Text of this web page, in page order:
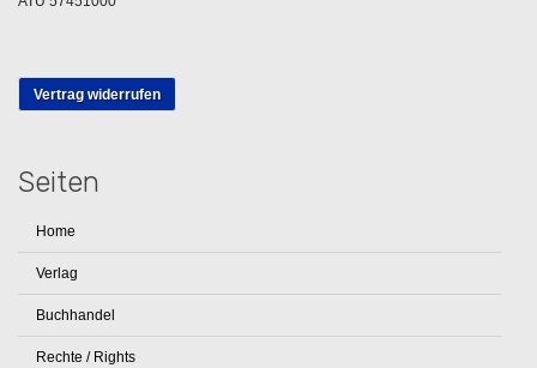
Vertrag widerrufen
Seiten
Home
Verlag
Buchhandel
Rechte / Rights